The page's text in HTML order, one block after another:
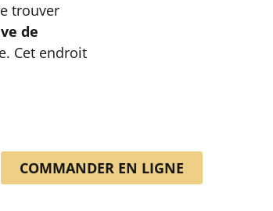
trouver
de
Cet endroit
COMMANDER EN LIGNE